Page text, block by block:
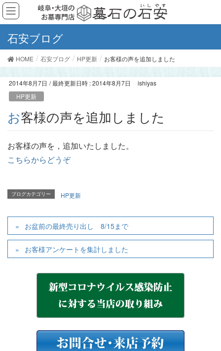
石安ブログ
HOME 石安ブログ HP更新 お客様の声を追加しました
2014年8月7日 / 最終更新日時 :2014年8月7日
ishiyas
HP更新
お客様の声を追加しました
お客様の声を，追加いたしました。
こちらからどうぞ
ブログカテゴリー HP更新
お盆前の最終売り出し 8/15まで
お客様アンケートを集計しました